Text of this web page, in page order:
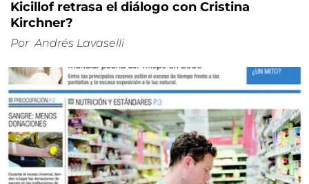
Kicillof retrasa el diálogo con Cristina
Kirchner?
Por Andrés Lavaselli